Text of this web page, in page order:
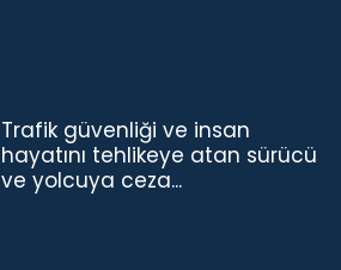
Trafik güvenliği ve insan
hayatını tehlikeye atan sürücü
ve yolcuya ceza...